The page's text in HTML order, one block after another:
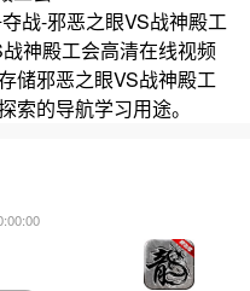
战-邪恶之眼VS战神殿工
神殿工会高清在线视频
储邪恶之眼VS战神殿工
索的导航学习用途。